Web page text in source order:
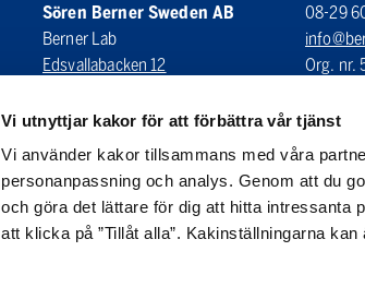
Vi utnyttjar kakor för att förbättra vår tjänst
Vi använder kakor tillsammans med våra
personanpassning och analys. Genom att du
och göra det lättare för dig att hitta intressanta
att klicka på ”Tillåt alla”. Kakinställningarna
Sören Berner Sweden AB
Berner Lab
Edsvallabacken 12
SWEDEN
08-29
Org. nr.